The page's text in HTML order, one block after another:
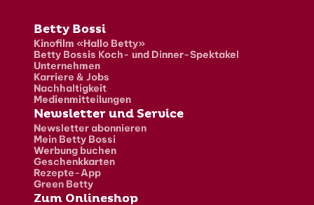
Fusszeile
Betty Bossi
Kinofilm «Hallo Betty»
Betty Bossis Koch- und Dinner-Spektakel
Unternehmen
Karriere & Jobs
Nachhaltigkeit
Medienmitteilungen
Newsletter und Service
Newsletter abonnieren
Mein Betty Bossi
Werbung buchen
Geschenkkarten
Rezepte-App
Green Betty
Zum Onlineshop